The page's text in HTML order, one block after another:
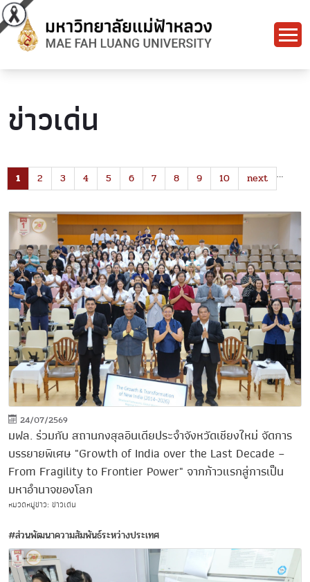
ข่าวเด่น
1 2 3 4 5 6 7 8 9 10 …
next
24/07/2569
มฟล. ร่วมกับ สถานกงสุลอินเดียประจำจังหวัดเชียงใหม่ จัดการ
บรรยายพิเศษ "Growth of India over the Last Decade –
From Fragility to Frontier Power" จากก้าวแรกสู่การเป็น
มหาอำนาจของโลก
หมวดหมู่ข่าว: ข่าวเด่น
#ส่วนพัฒนาความสัมพันธ์ระหว่างประเทศ